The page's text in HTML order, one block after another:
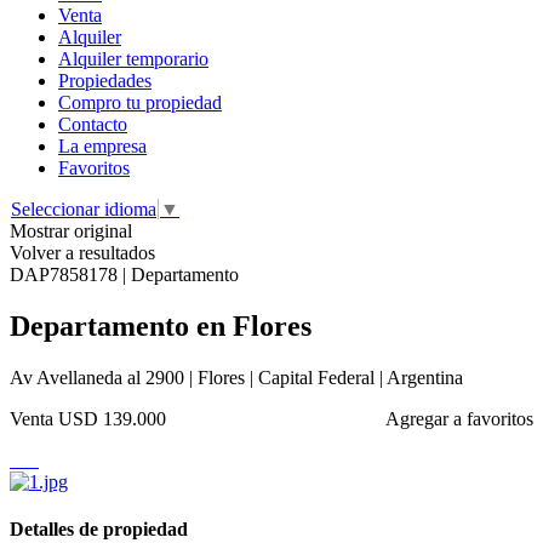
Venta
Alquiler
Alquiler temporario
Propiedades
Compro tu propiedad
Contacto
La empresa
Favoritos
Seleccionar idioma ▼
Mostrar original
Volver a resultados
DAP7858178 | Departamento
Departamento en Flores
Av Avellaneda al 2900 | Flores | Capital Federal | Argentina
Agregar a favoritos
Venta USD 139.000
Detalles de propiedad